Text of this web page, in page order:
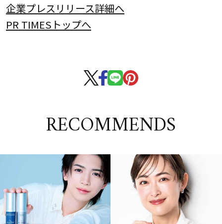
企業プレスリリース詳細へ
PR TIMESトップへ
RECOMMENDS